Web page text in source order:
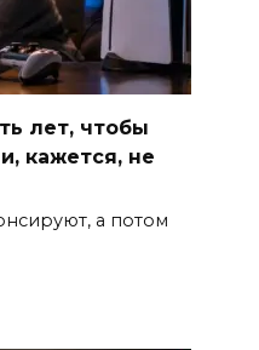
лет, чтобы
кажется, не
а потом